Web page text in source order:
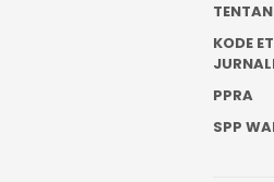
KODE
PPRA
SPP